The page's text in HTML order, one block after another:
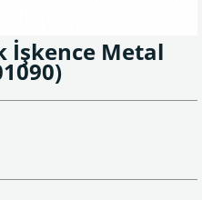
İşkence Metal